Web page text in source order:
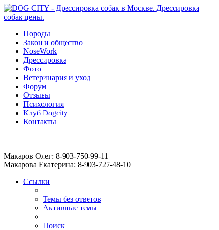
Породы
Закон и общество
NoseWork
Дрессировка
Фото
Ветеринария и уход
Форум
Отзывы
Психология
Клуб Dogcity
Контакты
Макаров Олег: 8-903-750-99-11
Макарова Екатерина: 8-903-727-48-10
Ссылки
Темы без ответов
Активные темы
Поиск